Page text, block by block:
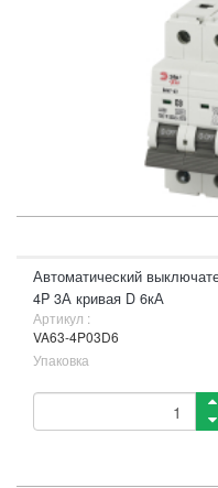
Автоматический
4P 3А кривая D 6кА
Артикул :
VA63-4P03D6
Упаковка